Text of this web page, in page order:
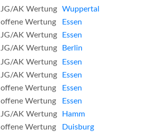
JG/AK Wertung Wuppertal
offene Wertung Essen
JG/AK Wertung Essen
JG/AK Wertung Berlin
JG/AK Wertung Essen
JG/AK Wertung Essen
offene Wertung Essen
offene Wertung Essen
JG/AK Wertung Hamm
offene Wertung Duisburg